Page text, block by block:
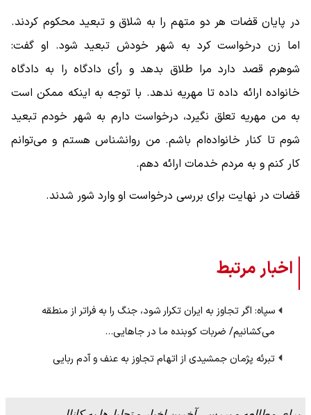
در پایان قضات هر دو متهم را به شلاق و تبعید محکوم کردند.
اما زن درخواست کرد به شهر خودش تبعید شود. او گفت:
شوهرم قصد دارد مرا طلاق بدهد و رأی دادگاه را به دادگاه
خانواده ارائه داده تا مهریه ندهد. با توجه به اینکه ممکن است
به من مهریه تعلق نگیرد، درخواست دارم به شهر خودم تبعید
شوم تا کنار خانواده‌ام باشم. من روانشناس هستم و می‌توانم
کار کنم و به مردم خدمات ارائه دهم.
قضات در نهایت برای بررسی درخواست او وارد شور شدند.
اخبار مرتبط
سپاه: اگر تجاوز به ایران تکرار شود، جنگ را به فراتر از منطقه
می‌کشانیم/ ضربات کوبنده ما در جا‌هایی…
تبرئه پژمان جمشیدی از اتهام تجاوز به عنف و آدم ربایی